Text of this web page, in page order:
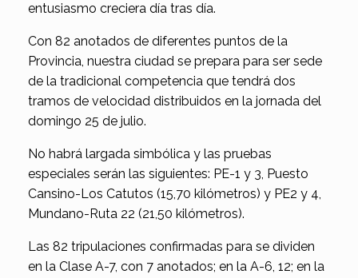
entusiasmo creciera día tras día.
Con 82 anotados de diferentes puntos de la
Provincia, nuestra ciudad se prepara para ser sede
de la tradicional competencia que tendrá dos
tramos de velocidad distribuidos en la jornada del
domingo 25 de julio.
No habrá largada simbólica y las pruebas
especiales serán las siguientes: PE-1 y 3, Puesto
Cansino-Los Catutos (15,70 kilómetros) y PE2 y 4,
Mundano-Ruta 22 (21,50 kilómetros).
Las 82 tripulaciones confirmadas para se dividen
en la Clase A-7, con 7 anotados; en la A-6, 12; en la